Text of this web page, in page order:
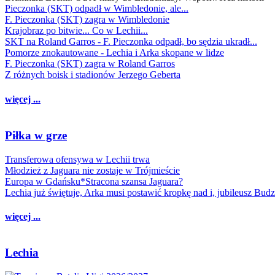
Pieczonka (SKT) odpadł w Wimbledonie, ale...
F. Pieczonka (SKT) zagra w Wimbledonie
Krajobraz po bitwie... Co w Lechii...
SKT na Roland Garros - F. Pieczonka odpadł, bo sędzia ukradł...
Pomorze znokautowane - Lechia i Arka skopane w lidze
F. Pieczonka (SKT) zagra w Roland Garros
Z różnych boisk i stadionów Jerzego Geberta
więcej ...
Piłka w grze
Transferowa ofensywa w Lechii trwa
Młodzież z Jaguara nie zostaje w Trójmieście
Europa w Gdańsku*Stracona szansa Jaguara?
Lechia już świętuje, Arka musi postawić kropkę nad i, jubileusz
więcej ...
Lechia